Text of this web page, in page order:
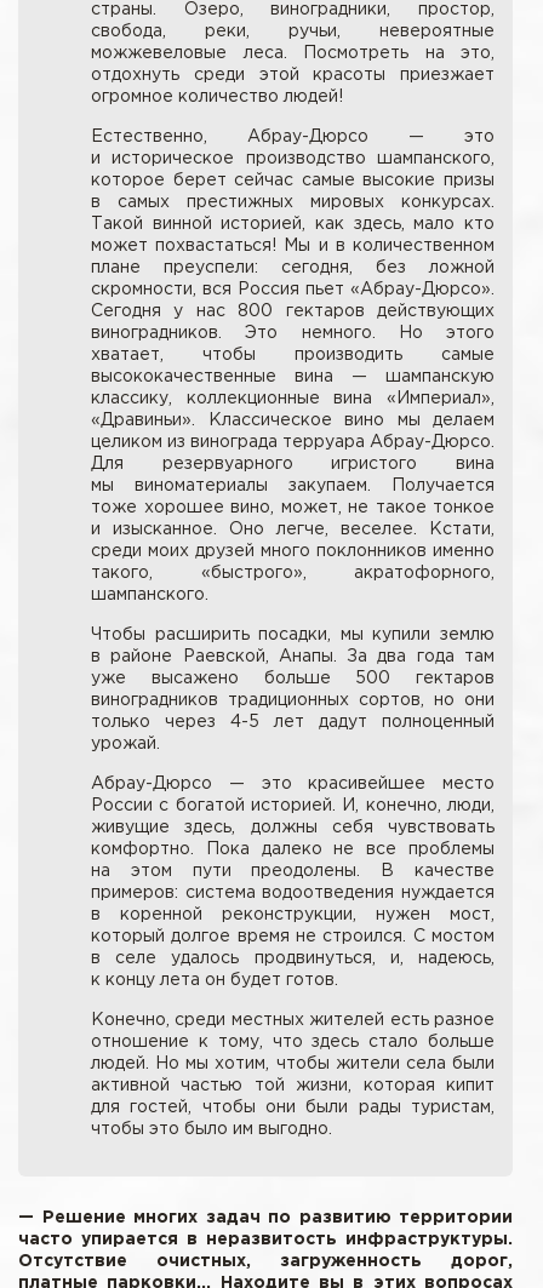
страны. Озеро, виноградники, простор,
свобода, реки, ручьи, невероятные
можжевеловые леса. Посмотреть на это,
отдохнуть среди этой красоты приезжает
огромное количество людей!
Естественно, Абрау-Дюрсо — это
и историческое производство шампанского,
которое берет сейчас самые высокие призы
в самых престижных мировых конкурсах.
Такой винной историей, как здесь, мало кто
может похвастаться! Мы и в количественном
плане преуспели: сегодня, без ложной
скромности, вся Россия пьет «Абрау-Дюрсо».
Сегодня у нас 800 гектаров действующих
виноградников. Это немного. Но этого
хватает, чтобы производить самые
высококачественные вина — шампанскую
классику, коллекционные вина «Империал»,
«Дравиньи». Классическое вино мы делаем
целиком из винограда терруара Абрау-Дюрсо.
Для резервуарного игристого вина
мы виноматериалы закупаем. Получается
тоже хорошее вино, может, не такое тонкое
и изысканное. Оно легче, веселее. Кстати,
среди моих друзей много поклонников именно
такого, «быстрого», акратофорного,
шампанского.
Чтобы расширить посадки, мы купили землю
в районе Раевской, Анапы. За два года там
уже высажено больше 500 гектаров
виноградников традиционных сортов, но они
только через 4-5 лет дадут полноценный
урожай.
Абрау-Дюрсо — это красивейшее место
России с богатой историей. И, конечно, люди,
живущие здесь, должны себя чувствовать
комфортно. Пока далеко не все проблемы
на этом пути преодолены. В качестве
примеров: система водоотведения нуждается
в коренной реконструкции, нужен мост,
который долгое время не строился. С мостом
в селе удалось продвинуться, и, надеюсь,
к концу лета он будет готов.
Конечно, среди местных жителей есть разное
отношение к тому, что здесь стало больше
людей. Но мы хотим, чтобы жители села были
активной частью той жизни, которая кипит
для гостей, чтобы они были рады туристам,
чтобы это было им выгодно.
— Решение многих задач по развитию территории
часто упирается в неразвитость инфраструктуры.
Отсутствие очистных, загруженность дорог,
платные парковки... Находите вы в этих вопросах